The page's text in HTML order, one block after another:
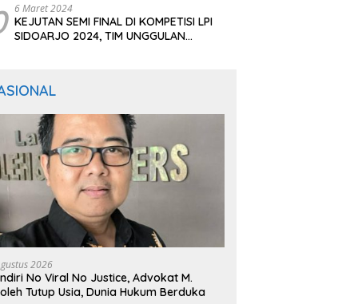
6 Maret 2024
KEJUTAN SEMI FINAL DI KOMPETISI LPI
SIDOARJO 2024, TIM UNGGULAN
2026
No Viral No Justice, Advokat M.
Tutup Usia, Dunia Hukum Berduka